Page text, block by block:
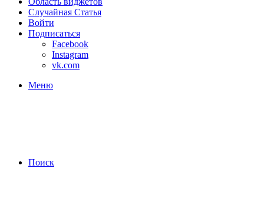
Случайная Статья
Войти
Подписаться
Facebook
Instagram
vk.com
Меню
Поиск